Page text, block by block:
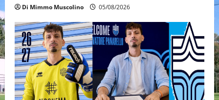
Di Mimmo Muscolino 05/08/2026